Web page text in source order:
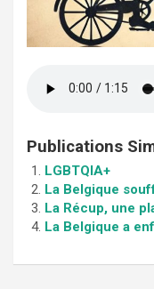
Publications
LGBTQIA+
La Belgique
La Récup, une
La Belgique a